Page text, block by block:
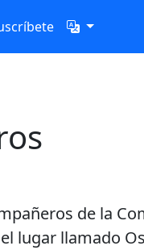
de la
lugar llamado